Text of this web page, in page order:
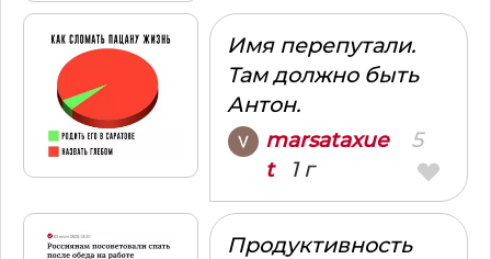
Имя перепутали.
Там должно быть
Антон.
marsataxue
t1 г
5
Продуктивность